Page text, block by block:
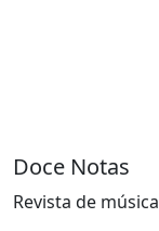
Doce Notas
Revista de